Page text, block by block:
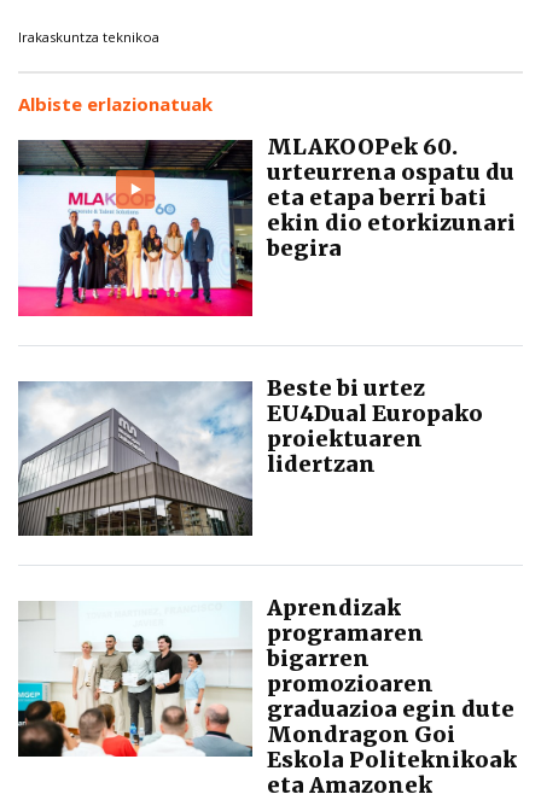
Irakaskuntza teknikoa
Albiste erlazionatuak
MLAKOOPek 60.
urteurrena ospatu du
eta etapa berri bati
ekin dio etorkizunari
begira
Beste bi urtez
EU4Dual Europako
proiektuaren
lidertzan
Aprendizak
programaren
bigarren
promozioaren
graduazioa egin dute
Mondragon Goi
Eskola Politeknikoak
eta Amazonek